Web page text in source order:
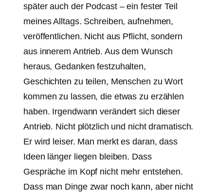
später auch der Podcast – ein fester Teil
meines Alltags. Schreiben, aufnehmen,
veröffentlichen. Nicht aus Pflicht, sondern
aus innerem Antrieb. Aus dem Wunsch
heraus, Gedanken festzuhalten,
Geschichten zu teilen, Menschen zu Wort
kommen zu lassen, die etwas zu erzählen
haben. Irgendwann verändert sich dieser
Antrieb. Nicht plötzlich und nicht dramatisch.
Er wird leiser. Man merkt es daran, dass
Ideen länger liegen bleiben. Dass
Gespräche im Kopf nicht mehr entstehen.
Dass man Dinge zwar noch kann, aber nicht